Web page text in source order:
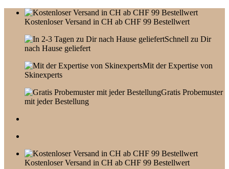
Skip
Kostenloser Versand in CH ab CHF 99 Bestellwert
Schnell zu Dir
nach Hause geliefert
Mit der Expertise von
Skinexperts
Gratis Probemuster
mit jeder Bestellung
Kostenloser Versand in CH ab CHF 99 Bestellwert